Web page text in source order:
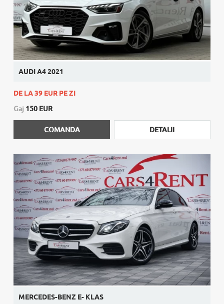
AUDI A4 2021
DE LA 39 EUR PE ZI
Gaj 150 EUR
COMANDA DETALII
MERCEDES-BENZ E- KLAS